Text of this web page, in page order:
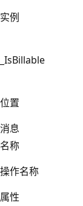
实例
_IsBillable
位置
消息
名称
操作名称
属性